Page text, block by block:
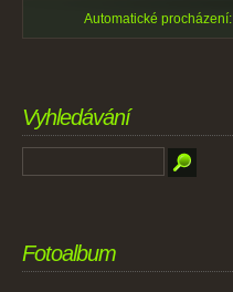
Automatické procházení:
Vyhledávání
Fotoalbum